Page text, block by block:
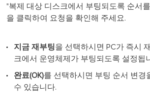
"복제 대상 디스크에서 부팅되도록 순서
을 클릭하여 요청을 확인해 주세요.
지금 재부팅을 선택하시면 PC가 즉시
크에서 운영체제가 부팅되도록 설정됩
완료(OK)를 선택하시면 부팅 순서 변경
수 있습니다.